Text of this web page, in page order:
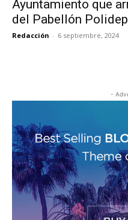
Ayuntamiento que
del Pabellón
Redacción - 6 septiembre, 2024
-